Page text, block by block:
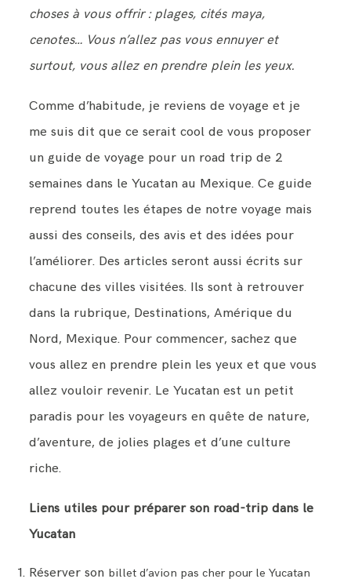
choses à vous offrir : plages, cités maya,
cenotes… Vous n’allez pas vous ennuyer et
surtout, vous allez en prendre plein les yeux.
Comme d’habitude, je reviens de voyage et je
me suis dit que ce serait cool de vous proposer
un guide de voyage pour un road trip de 2
semaines dans le Yucatan au Mexique. Ce guide
reprend toutes les étapes de notre voyage mais
aussi des conseils, des avis et des idées pour
l’améliorer. Des articles seront aussi écrits sur
chacune des villes visitées. Ils sont à retrouver
dans la rubrique, Destinations, Amérique du
Nord, Mexique. Pour commencer, sachez que
vous allez en prendre plein les yeux et que vous
allez vouloir revenir. Le Yucatan est un petit
paradis pour les voyageurs en quête de nature,
d’aventure, de jolies plages et d’une culture
riche.
Liens utiles pour préparer son road-trip dans le
Yucatan
Réserver son billet d’avion pas cher pour le Yucatan